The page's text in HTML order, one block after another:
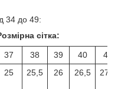
34 до 49:
37 38 39 40
41
25 25,5 26 26,5 27,3